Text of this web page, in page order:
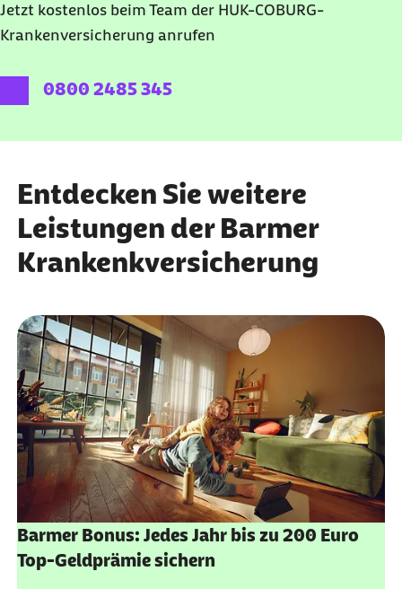
Jetzt kostenlos beim Team der HUK-COBURG-
Krankenversicherung anrufen
externer Link:
0800 2485 345
Entdecken Sie weitere
Leistungen der Barmer
Krankenkversicherung
Barmer Bonus: Jedes Jahr bis zu 200 Euro
Top-Geldprämie sichern